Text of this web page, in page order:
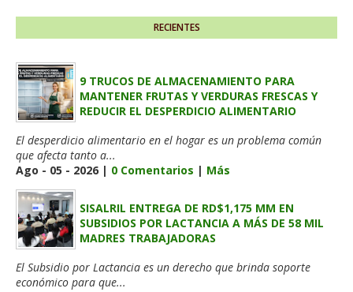
RECIENTES
9 TRUCOS DE ALMACENAMIENTO PARA
MANTENER FRUTAS Y VERDURAS FRESCAS Y
REDUCIR EL DESPERDICIO ALIMENTARIO
El desperdicio alimentario en el hogar es un problema común
que afecta tanto a...
Ago - 05 - 2026 | 0 Comentarios | Más
SISALRIL ENTREGA DE RD$1,175 MM EN
SUBSIDIOS POR LACTANCIA A MÁS DE 58 MIL
MADRES TRABAJADORAS
El Subsidio por Lactancia es un derecho que brinda soporte
económico para que...